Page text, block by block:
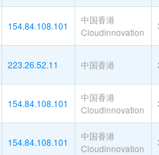
154.84.108.101
中国香港
Cloudinnovation
223.26.52.11 中国香港
154.84.108.101
中国香港
Cloudinnovation
154.84.108.101
中国香港
Cloudinnovation